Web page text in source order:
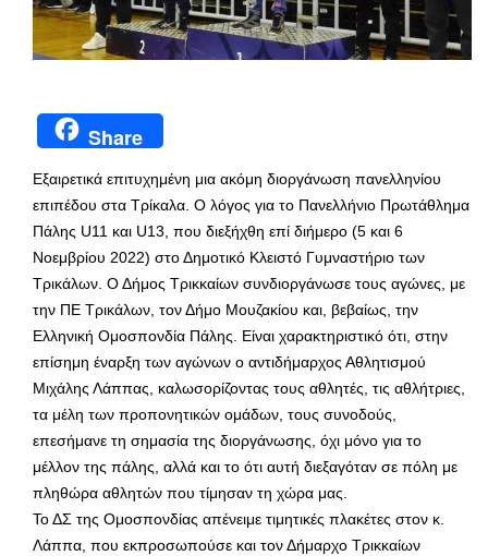
Share
Εξαιρετικά επιτυχημένη μια ακόμη διοργάνωση πανελληνίου
επιπέδου στα Τρίκαλα. Ο λόγος για το Πανελλήνιο Πρωτάθλημα
Πάλης U11 και U13, που διεξήχθη επί διήμερο (5 και 6
Νοεμβρίου 2022) στο Δημοτικό Κλειστό Γυμναστήριο των
Τρικάλων. Ο Δήμος Τρικκαίων συνδιοργάνωσε τους αγώνες, με
την ΠΕ Τρικάλων, τον Δήμο Μουζακίου και, βεβαίως, την
Ελληνική Ομοσπονδία Πάλης. Είναι χαρακτηριστικό ότι, στην
επίσημη έναρξη των αγώνων ο αντιδήμαρχος Αθλητισμού
Μιχάλης Λάππας, καλωσορίζοντας τους αθλητές, τις αθλήτριες,
τα μέλη των προπονητικών ομάδων, τους συνοδούς,
επεσήμανε τη σημασία της διοργάνωσης, όχι μόνο για το
μέλλον της πάλης, αλλά και το ότι αυτή διεξαγόταν σε πόλη με
πληθώρα αθλητών που τίμησαν τη χώρα μας.
Το ΔΣ της Ομοσπονδίας απένειμε τιμητικές πλακέτες στον κ.
Λάππα, που εκπροσωπούσε και τον Δήμαρχο Τρικκαίων